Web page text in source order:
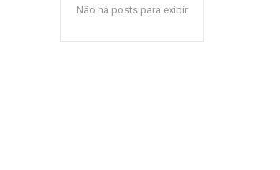
Não há posts para exibir